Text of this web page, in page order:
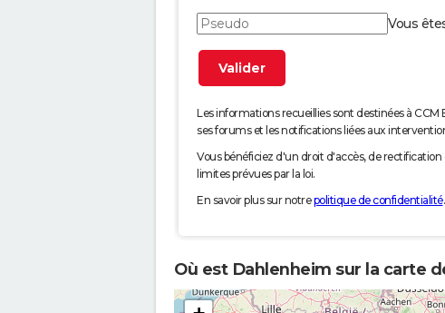
Vous
Les informations recueillies sont destinées à
ses forums et les notifications liées aux
Vous bénéficiez d'un droit d'accès, de
limites prévues par la loi.
En savoir plus sur notrepolitique de confidentialité.
Où est Dahlenheim sur la carte